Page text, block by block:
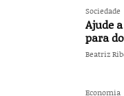
Sociedade
Ajude
para
Beatriz
Economia